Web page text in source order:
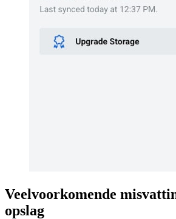
Veelvoorkomende
opslag